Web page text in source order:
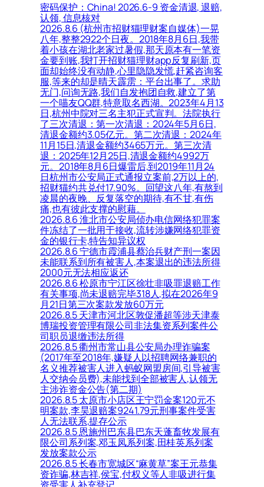
密码保护：China! 2026.6-9 资金清退, 退赔,
认领, 信息核对
2026.8.6 (杭州市招财猫理财案自媒体)一晃
八年,整整2922个日夜。2018年8月6日,我带
着小孩在湖北老家过暑假,那天原本有一笔资
金要到账,我打开招财猫理财app反复刷新,页
面却始终没有动静,心里隐隐发慌,赶紧咨询客
服,等来的却是晴天霹雳：平台出事了。求助
无门,问询无路,我们自发抱团自救,建立了第
一个喵友QQ群,特意取名西湖。2023年4月13
日,杭州中院对三名主犯正式宣判。法院执行
了三次清退：第一次清退：2024年5月6日,
清退金额约3.05亿元。第二次清退：2024年
11月15日,清退金额约3465万元。第三次清
退：2025年12月25日,清退金额约4992万
元。2018年8月6日爆雷后,到2019年11月24
日杭州市公安局正式通报立案前,2万以上的,
招财猫约共兑付17.90%。回望这八年,有熬到
凌晨的夜晚、反复落空的期待,有不甘,有伤
痛,也有彼此支撑的慰藉。
2026.8.6 淮北市公安局侦办电信网络犯罪案
件冻结了一批用于接收,流转涉嫌网络犯罪资
金的银行卡,特告知异议权
2026.8.6 宁德市霞浦县蔡治兵财产刑一案因
未能联系到所有被害人,本案退出的违法所得
2000元无法相应返还
2026.8.6 松原市宁江区徐壮非吸罪退赔工作
有关事项,尚未退赔完毕318人,拟在2026年9
月21日第三次案款发放60万元
2026.8.5 天津市河北区敦促潘超等涉天津泰
博瑞投资管理有限公司非法集资系列案件公
司职员退缴违法所得
2026.8.5 衢州市常山县公安局办理诈骗案
(2017年至2018年,嫌疑人以招聘网络兼职的
名义推荐被害人进入蚂蚁网盟房间,引导被害
人交纳会员费),未能找到全部被害人,认领无
主涉诈资金公告(第二期)
2026.8.5 太原市小店区王宁罚金案120元不
明案款,李昊退赔案9241.79元刑事案件受害
人无法联系,提存公示
2026.8.5 恩施州巴东县巴东天蓬畜牧发展有
限公司系列案,邓玉凤系列案,田桂英系列案
发放案款公示
2026.8.5 长春市宽城区“麻黄草”案王元恭集
资诈骗,林吉祥,侯宝,付权义等人非吸进行集